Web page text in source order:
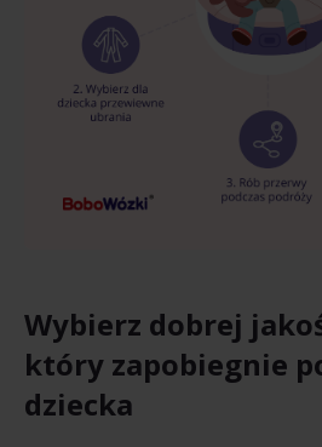
Wybierz dobrej
który zapobiegnie
dziecka